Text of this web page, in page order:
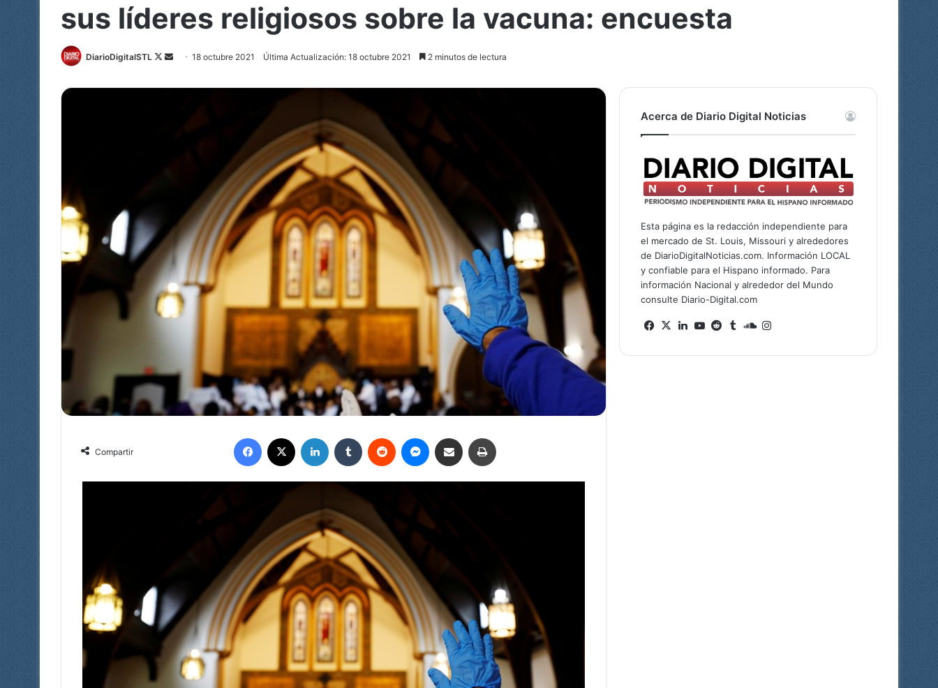
sus líderes religiosos sobre la vacuna: encuesta
DiarioDigitalSTL
Follow
X
Send
email
18 octubre 2021 Última Actualización: 18 octubre 2021 2 minutos de lectura
Compartir
Acerca de Diario Digital Noticias
Esta página es la redacción independiente para
el mercado de St. Louis, Missouri y alrededores
de DiarioDigitalNoticias.com. Información LOCAL
y confiable para el Hispano informado. Para
información Nacional y alrededor del Mundo
consulte Diario-Digital.com
Fa
bo
X
Lin
dIn
Yo
ub
Re
t
Tu
lr
So
dCl ra